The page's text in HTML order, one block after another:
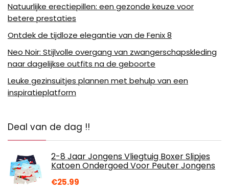
Natuurlijke erectiepillen: een gezonde keuze voor
betere prestaties
Ontdek de tijdloze elegantie van de Fenix 8
Neo Noir: Stijlvolle overgang van zwangerschapskleding
naar dagelijkse outfits na de geboorte
Leuke gezinsuitjes plannen met behulp van een
inspiratieplatform
Deal van de dag !!
2-8 Jaar Jongens Vliegtuig Boxer Slipjes
Katoen Ondergoed Voor Peuter Jongens
€25.99